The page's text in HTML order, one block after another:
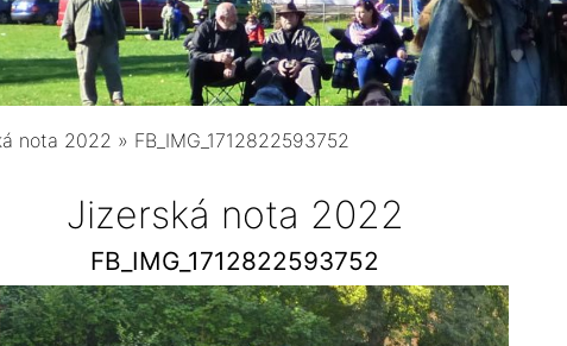
nota 2022 » FB_IMG_1712822593752
Jizerská nota 2022
FB_IMG_1712822593752